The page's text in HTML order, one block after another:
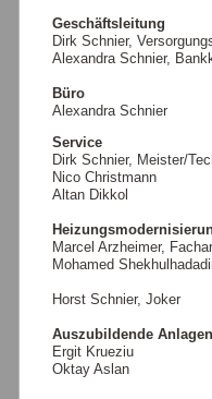
Geschäftsleitung
Dirk Schnier,
Alexandra Schnier,
Büro
Alexandra Schnier
Service
Dirk Schnier, Meister/
Nico Christmann
Altan Dikkol
Marcel Arzheimer,
Mohamed
Horst Schnier, Joker
Auszubildende
Ergit Krueziu
Oktay Aslan